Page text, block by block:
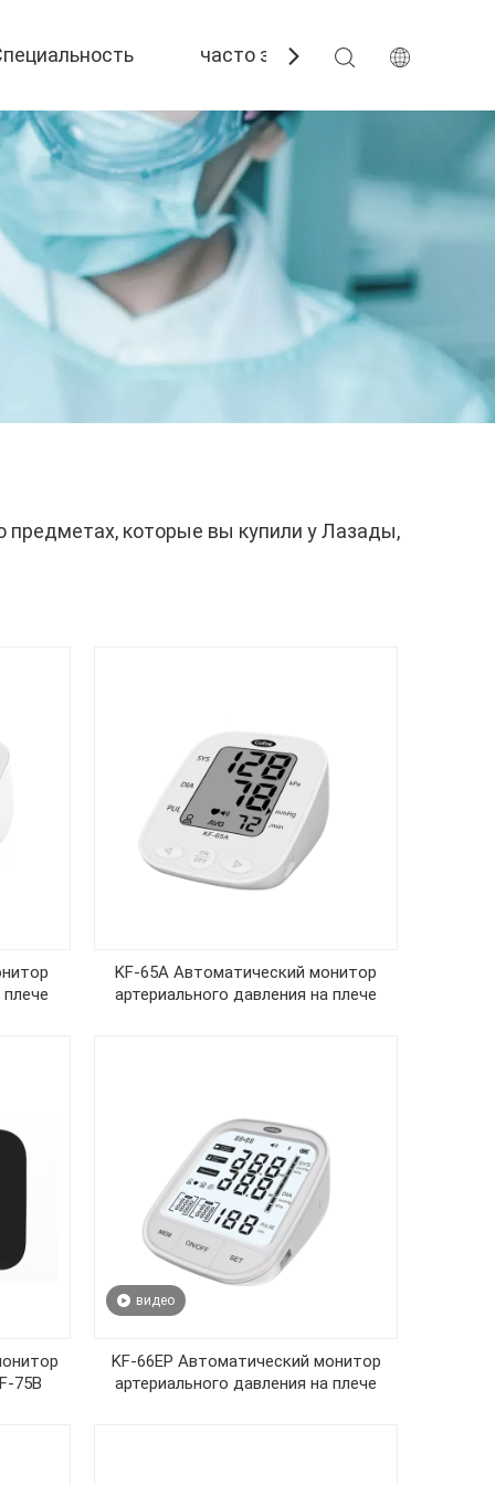
часто задаваемые вопросы
предметах, которые вы купили у Лазады,
KF-65A Автоматический монитор
артериального давления на плече
75B
видео
KF-66EP Автоматический монитор
артериального давления на плече